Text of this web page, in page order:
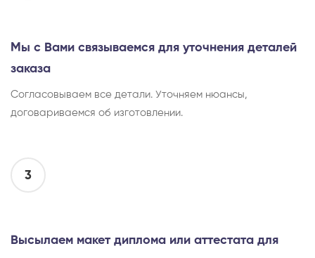
Мы с Вами связываемся для уточнения деталей
заказа
Согласовываем все детали. Уточняем нюансы,
договариваемся об изготовлении.
3
Высылаем макет диплома или аттестата для